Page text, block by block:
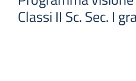
Classi II Sc. Sec. I